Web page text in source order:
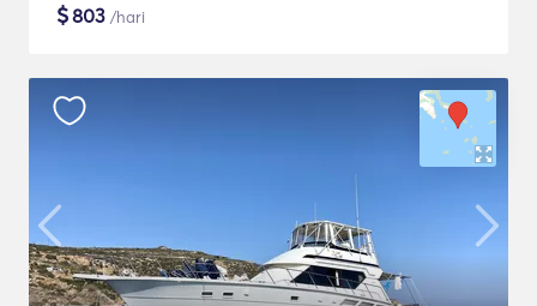
$803 /hari